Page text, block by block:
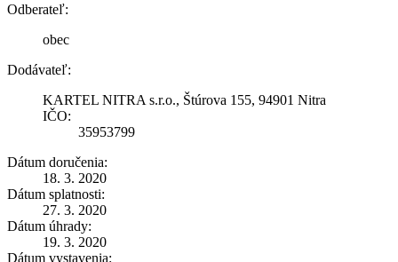
Odberateľ:
obec
Dodávateľ:
KARTEL NITRA s.r.o., Štúrova 155, 94901 Nitra
IČO:
35953799
Dátum doručenia:
18. 3. 2020
Dátum splatnosti:
27. 3. 2020
Dátum úhrady:
19. 3. 2020
Dátum vystavenia: